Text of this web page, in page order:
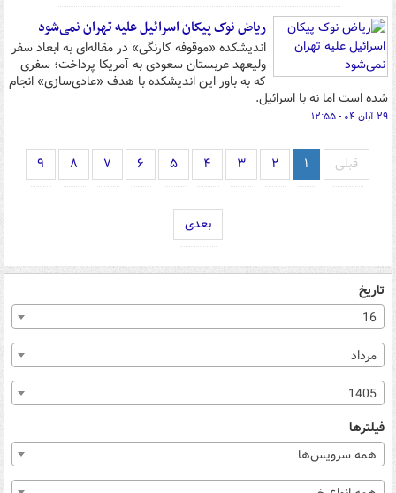
ریاض نوک پیکان اسرائیل علیه تهران نمی‌شود
اندیشکده «موقوفه کارنگی» در مقاله‌ای به ابعاد سفر
ولیعهد عربستان سعودی به آمریکا پرداخت؛ سفری
که به باور این اندیشکده با هدف «عادی‌سازی» انجام
شده است اما نه با اسرائیل.
۲۹ آبان ۰۴ - ۱۲:۵۵
قبلی ۱ ۲ ۳ ۴ ۵ ۶ ۷ ۸ ۹
بعدی
تاریخ
16
مرداد
1405
فیلترها
همه سرویس‌ها